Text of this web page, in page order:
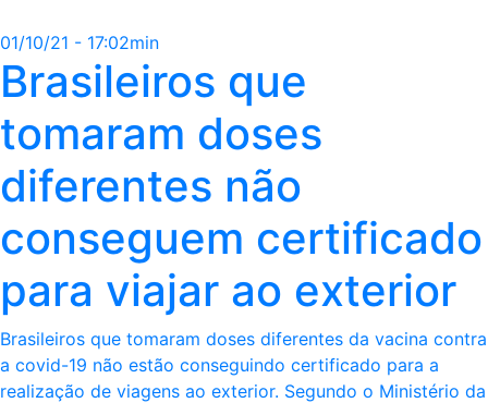
01/10/21 - 17:02min
Brasileiros que
tomaram doses
diferentes não
conseguem certificado
para viajar ao exterior
Brasileiros que tomaram doses diferentes da vacina contra
a covid-19 não estão conseguindo certificado para a
realização de viagens ao exterior. Segundo o Ministério da